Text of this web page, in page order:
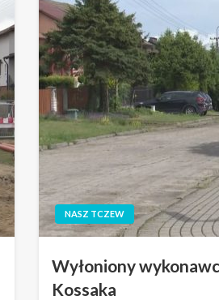
NASZ TCZEW
Wyłoniony
Kossaka